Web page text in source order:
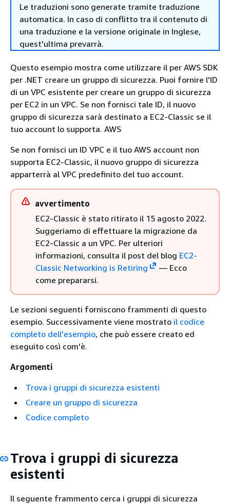
Le traduzioni sono generate tramite traduzione
automatica. In caso di conflitto tra il contenuto di
una traduzione e la versione originale in Inglese,
quest'ultima prevarrà.
Questo esempio mostra come utilizzare il per AWS SDK
per .NET creare un gruppo di sicurezza. Puoi fornire l'ID
di un VPC esistente per creare un gruppo di sicurezza
per EC2 in un VPC. Se non fornisci tale ID, il nuovo
gruppo di sicurezza sarà destinato a EC2-Classic se il
tuo account lo supporta. AWS
Se non fornisci un ID VPC e il tuo AWS account non
supporta EC2-Classic, il nuovo gruppo di sicurezza
apparterrà al VPC predefinito del tuo account.
avvertimento
EC2-Classic è stato ritirato il 15 agosto 2022.
Suggeriamo di effettuare la migrazione da
EC2-Classic a un VPC. Per ulteriori
informazioni, consulta il post del blog EC2-
Classic Networking is Retiring
— Ecco
come prepararsi.
Le sezioni seguenti forniscono frammenti di questo
esempio. Successivamente viene mostrato il codice
completo dell'esempio, che può essere creato ed
eseguito così com'è.
Argomenti
Trova i gruppi di sicurezza esistenti
Creare un gruppo di sicurezza
Codice completo
Trova i gruppi di sicurezza
esistenti
Il seguente frammento cerca i gruppi di sicurezza